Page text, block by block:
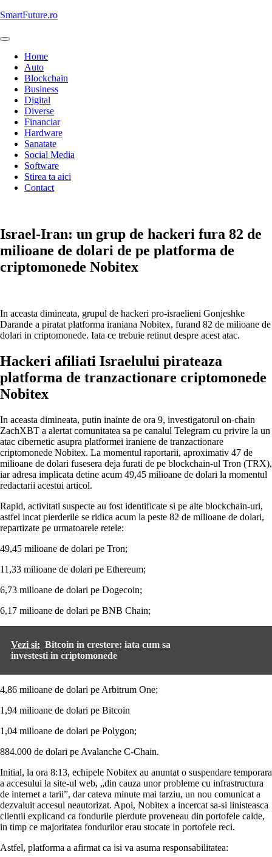
Skip
content
SmartFuture.ro
Home
Auto
Blockchain
Business
Digital
Diverse
Financiar
Hardware
Sanatate
Social Media
Software
Stirea ta aici
Contact
Israel-Iran: un grup de hackeri fura 82 de
milioane de dolari de pe platforma de
criptomonede Nobitex
In aceasta dimineata, grupul de hackeri pro-israelieni Gonjeshke
Darande a piratat platforma iraniana Nobitex, furand 82 de milioane de
dolari in criptomonede. Iata ce trebuie retinut despre acest atac.
Hackeri afiliati Israelului pirateaza
platforma de tranzactionare criptomonede
Nobitex
In aceasta dimineata, putin inainte de ora 9, investigatorul on-chain
ZachXBT a alertat comunitatea sa pe canalul Telegram cu privire la un
atac cibernetic asupra platformei iraniene de tranzactionare
criptomonede Nobitex. La momentul raportarii, aproximativ 47 de
milioane de dolari fusesera deja furati de pe blockchain-ul Tron (TRX),
iar adresa implicata detine acum 49,45 milioane de dolari la momentul
redactarii acestui articol.
Rapid, activitati suspecte au fost identificate si pe alte blockchain-uri,
astfel incat pierderile se ridica acum la peste 82 de milioane de dolari,
repartizate pe urmatoarele retele:
49,45 milioane de dolari pe Tron;
11,33 milioane de dolari pe Ethereum;
6,73 milioane de dolari pe Dogecoin;
6,17 milioane de dolari pe BNB Chain;
Vezi si: Bitcoin in crestere: iata cum sa
investesti in criptomonede
4,86 milioane de dolari pe Arbitrum One;
1,94 milioane de dolari pe Bitcoin
1,04 milioane de dolari pe Polygon;
884.000 de dolari pe Avalanche C-Chain.
Initial, la ora 8:13, echipele Nobitex au anuntat o suspendare temporara
a accesului la site-ul web, „din cauza unor probleme cu infrastructura
de internet a tarii”, dar cateva minute mai tarziu, un nou comunicat a
dezvaluit accesul neautorizat. Apoi, Nobitex a incercat sa-si linisteasca
clientii explicand ca fondurile pierdute proveneau din portofele calde,
in timp ce majoritatea fondurilor erau stocate in portofele reci.
Astfel, platforma a afirmat ca isi va asuma responsabilitatea: